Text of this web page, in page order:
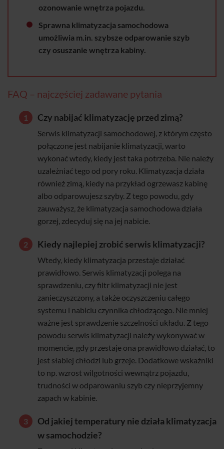
ozonowanie wnętrza pojazdu.
Sprawna klimatyzacja samochodowa
umożliwia m.in. szybsze odparowanie szyb
czy osuszanie wnętrza kabiny.
FAQ – najczęściej zadawane pytania
Czy nabijać klimatyzację przed zimą?
Serwis klimatyzacji samochodowej, z którym często
połączone jest nabijanie klimatyzacji, warto
wykonać wtedy, kiedy jest taka potrzeba. Nie należy
uzależniać tego od pory roku. Klimatyzacja działa
również zimą, kiedy na przykład ogrzewasz kabinę
albo odparowujesz szyby. Z tego powodu, gdy
zauważysz, że klimatyzacja samochodowa działa
gorzej, zdecyduj się na jej nabicie.
Kiedy najlepiej zrobić serwis klimatyzacji?
Wtedy, kiedy klimatyzacja przestaje działać
prawidłowo. Serwis klimatyzacji polega na
sprawdzeniu, czy filtr klimatyzacji nie jest
zanieczyszczony, a także oczyszczeniu całego
systemu i nabiciu czynnika chłodzącego. Nie mniej
ważne jest sprawdzenie szczelności układu. Z tego
powodu serwis klimatyzacji należy wykonywać w
momencie, gdy przestaje ona prawidłowo działać, to
jest słabiej chłodzi lub grzeje. Dodatkowe wskaźniki
to np. wzrost wilgotności wewnątrz pojazdu,
trudności w odparowaniu szyb czy nieprzyjemny
zapach w kabinie.
Od jakiej temperatury nie działa klimatyzacja
w samochodzie?